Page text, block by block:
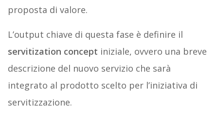
proposta di valore.
L’output chiave di questa fase è definire il
servitization concept iniziale, ovvero una breve
descrizione del nuovo servizio che sarà
integrato al prodotto scelto per l’iniziativa di
servitizzazione.